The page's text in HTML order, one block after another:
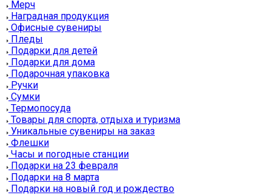
Мерч
Наградная продукция
Офисные сувениры
Пледы
Подарки для детей
Подарки для дома
Подарочная упаковка
Ручки
Сумки
Термопосуда
Товары для спорта, отдыха и туризма
Уникальные сувениры на заказ
Флешки
Часы и погодные станции
Подарки на 23 февраля
Подарки на 8 марта
Подарки на новый год и рождество